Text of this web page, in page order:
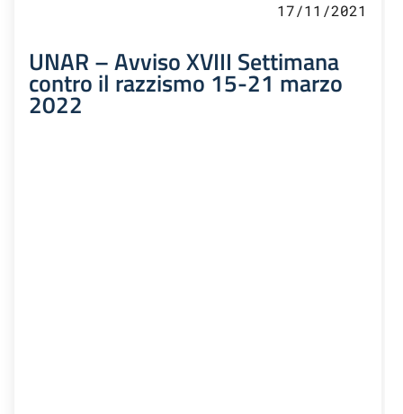
17/11/2021
UNAR – Avviso XVIII Settimana
contro il razzismo 15-21 marzo
2022